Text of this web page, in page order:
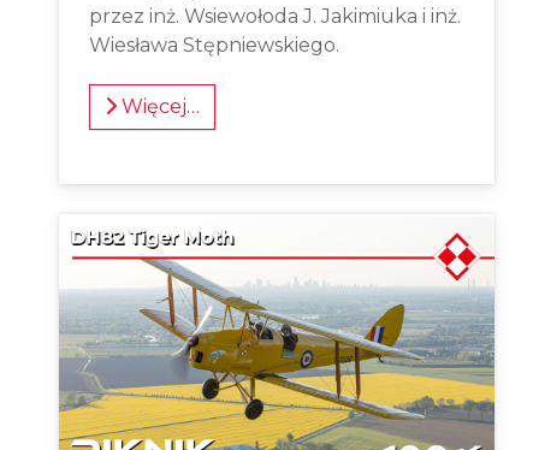
przez inż. Wsiewołoda J. Jakimiuka i inż.
Wiesława Stępniewskiego.
Więcej…